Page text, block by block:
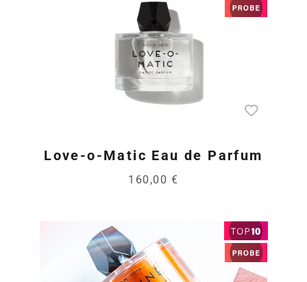
Love-o-Matic Eau de Parfum
160,00 €